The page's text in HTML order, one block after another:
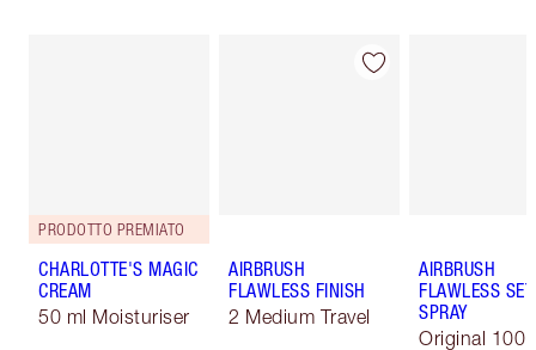
PRODOTTO PREMIATO
CHARLOTTE'S MAGIC
CREAM
50 ml Moisturiser
AIRBRUSH
FLAWLESS FINISH
2 Medium Travel
AIRBRUSH
FLAWLESS
SPRAY
Original 100